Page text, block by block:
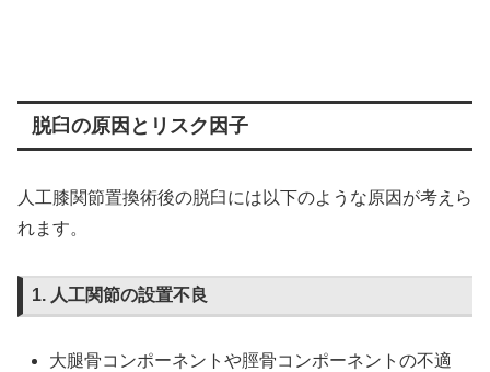
脱臼の原因とリスク因子
人工膝関節置換術後の脱臼には以下のような原因が考えら
れます。
1. 人工関節の設置不良
大腿骨コンポーネントや脛骨コンポーネントの不適